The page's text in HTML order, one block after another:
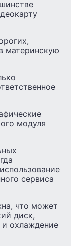
материнскую
модуля
сервиса
что может
диск,
и охлаждение